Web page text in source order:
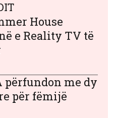
House
e Reality TV të
përfundon me dy
për fëmijë